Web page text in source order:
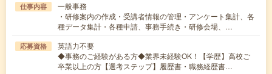
仕事内容
一般事務
・研修案内の作成・受講者情報の管理・アンケート集計、各
種データ集計・各種申請、事務手続き・研修会場、…
応募資格
英語力不要
◆事務のご経験がある方◆業界未経験OK！【学歴】高校ご
卒業以上の方【選考ステップ】履歴書・職務経歴書…